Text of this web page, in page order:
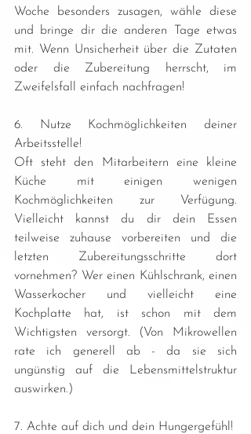
Woche besonders zusagen, wähle diese
und bringe dir die anderen Tage etwas
mit. Wenn Unsicherheit über die Zutaten
oder die Zubereitung herrscht, im
Zweifelsfall einfach nachfragen!
6. Nutze Kochmöglichkeiten deiner
Arbeitsstelle!
Oft steht den Mitarbeitern eine kleine
Küche mit einigen wenigen
Kochmöglichkeiten zur Verfügung.
Vielleicht kannst du dir dein Essen
teilweise zuhause vorbereiten und die
letzten Zubereitungsschritte dort
vornehmen? Wer einen Kühlschrank, einen
Wasserkocher und vielleicht eine
Kochplatte hat, ist schon mit dem
Wichtigsten versorgt. (Von Mikrowellen
rate ich generell ab - da sie sich
ungünstig auf die Lebensmittelstruktur
auswirken.)
7. Achte auf dich und dein Hungergefühl!